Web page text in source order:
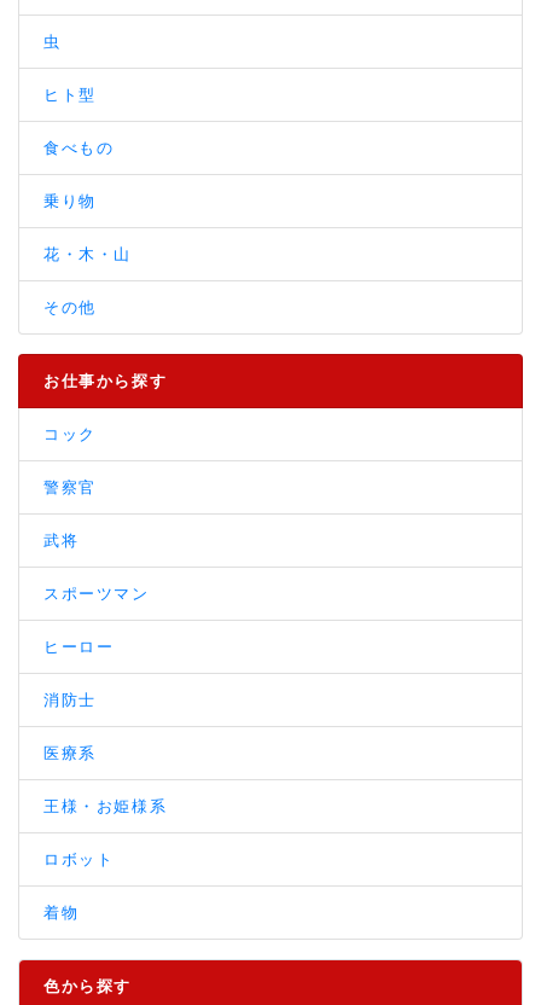
虫
ヒト型
食べもの
乗り物
花・木・山
その他
お仕事から探す
コック
警察官
武将
スポーツマン
ヒーロー
消防士
医療系
王様・お姫様系
ロボット
着物
色から探す